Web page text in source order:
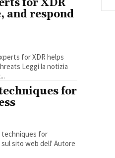
for XDR
and respond
notizia
for